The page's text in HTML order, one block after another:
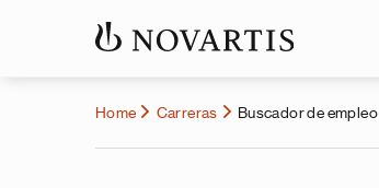
Home Carreras Buscador de empleo